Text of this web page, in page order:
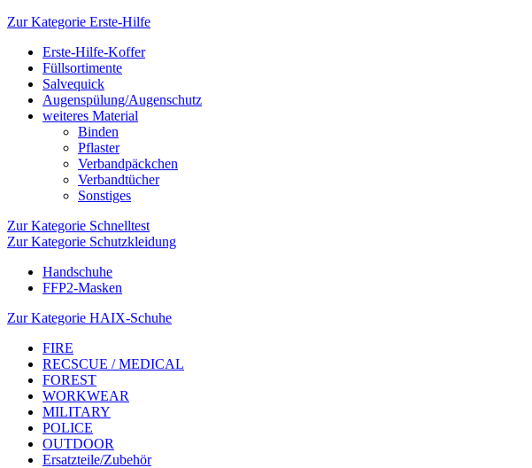
Zur Kategorie Erste-Hilfe
Erste-Hilfe-Koffer
Füllsortimente
Salvequick
Augenspülung/Augenschutz
weiteres Material
Binden
Pflaster
Verbandpäckchen
Verbandtücher
Sonstiges
Zur Kategorie Schnelltest
Zur Kategorie Schutzkleidung
Handschuhe
FFP2-Masken
Zur Kategorie HAIX-Schuhe
FIRE
RECSCUE / MEDICAL
FOREST
WORKWEAR
MILITARY
POLICE
OUTDOOR
Ersatzteile/Zubehör